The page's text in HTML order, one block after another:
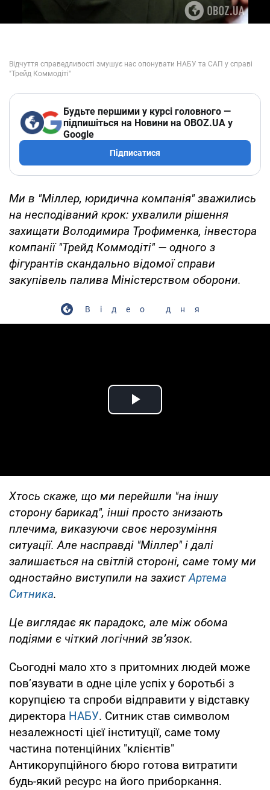
Будьте першими у курсі головного —
підпишіться на Новини на OBOZ.UA у
Google
Підписатися
Ми в "Міллер, юридична компанія" зважились
на несподіваний крок: ухвалили рішення
захищати Володимира Трофименка, інвестора
компанії "Трейд Коммодіті" — одного з
фігурантів скандально відомої справи
закупівель палива Міністерством оборони.
Відео дня
Play Video
Хтось скаже, що ми перейшли "на іншу
сторону барикад", інші просто знизають
плечима, виказуючи своє нерозуміння
ситуації. Але насправді "Міллер" і далі
залишається на світлій стороні, саме тому ми
одностайно виступили на захистАртема
Ситника.
Це виглядає як парадокс, але між обома
подіями є чіткий логічний зв’язок.
Сьогодні мало хто з притомних людей може
пов’язувати в одне ціле успіх у боротьбі з
корупцією та спроби відправити у відставку
директора НАБУ. Ситник став символом
незалежності цієї інституції, саме тому
частина потенційних "клієнтів"
Антикорупційного бюро готова витратити
будь-який ресурс на його приборкання.